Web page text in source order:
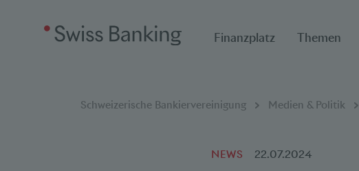
Finanzplatz Themen
Breadcrumbnavigation
Sie befinden sich hier:
Schweizerische Bankiervereinigung Medien & Politik
NEWS 22.07.2024